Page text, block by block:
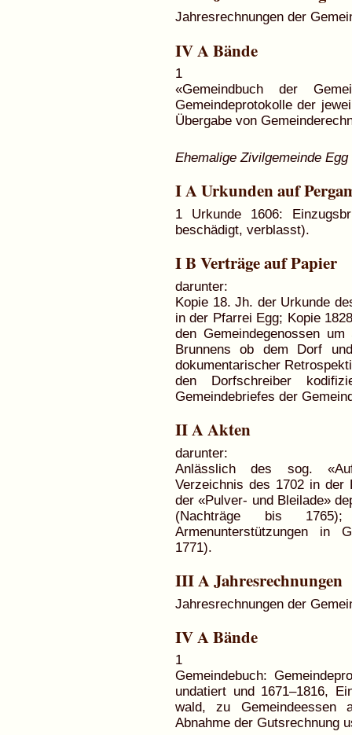
Jahresrechnungen der
IV A Bände
1
«Gemeindbuch der
Gemeindeprotokolle der
Übergabe von
Ehemalige Zivilgemeinde Egg
I A Urkunden auf
1 Urkunde 1606:
beschädigt, verblasst).
I B Verträge auf Papier
darunter:
Kopie 18. Jh. der Urkunde
in der Pfarrei Egg; Kopie
den Gemeindegenossen
Brunnens ob dem Dorf
dokumentarischer
den Dorfschreiber
Gemeindebriefes der
II A Akten
darunter:
Anlässlich des sog.
Verzeichnis des 1702 in der
der «Pulver- und Bleilade»
(Nachträge bis
Armenunterstützungen in
1771).
III A Jahresrechnungen
Jahresrechnungen der
IV A Bände
1
Gemeindebuch:
undatiert und 1671–1816,
wald, zu Gemeindeessen
Abnahme der Gutsrechnung